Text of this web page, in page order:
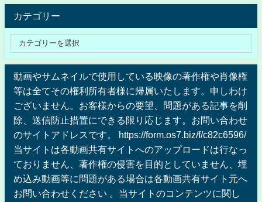
カテゴリー
動画やサムネイルで使用している映像の著作権や肖像権
等は全てその権利所有者様に帰属いたします。申しわけ
ございません。お客様からの要望、問題がある記事を削
除、送信防止措置にできる限り応じます。お問い合わせ
のサイトアドレスです。 https://form.os7.biz/f/c82c6596/
当サイトは各動画共有サイトへのアップロードは行なっ
ておりません、著作権の侵害を目的としていません、埋
め込み動画等に問題がある場合は各動画共有サイト元へ
お問い合わせください 。当サイトのコンテンツに関し